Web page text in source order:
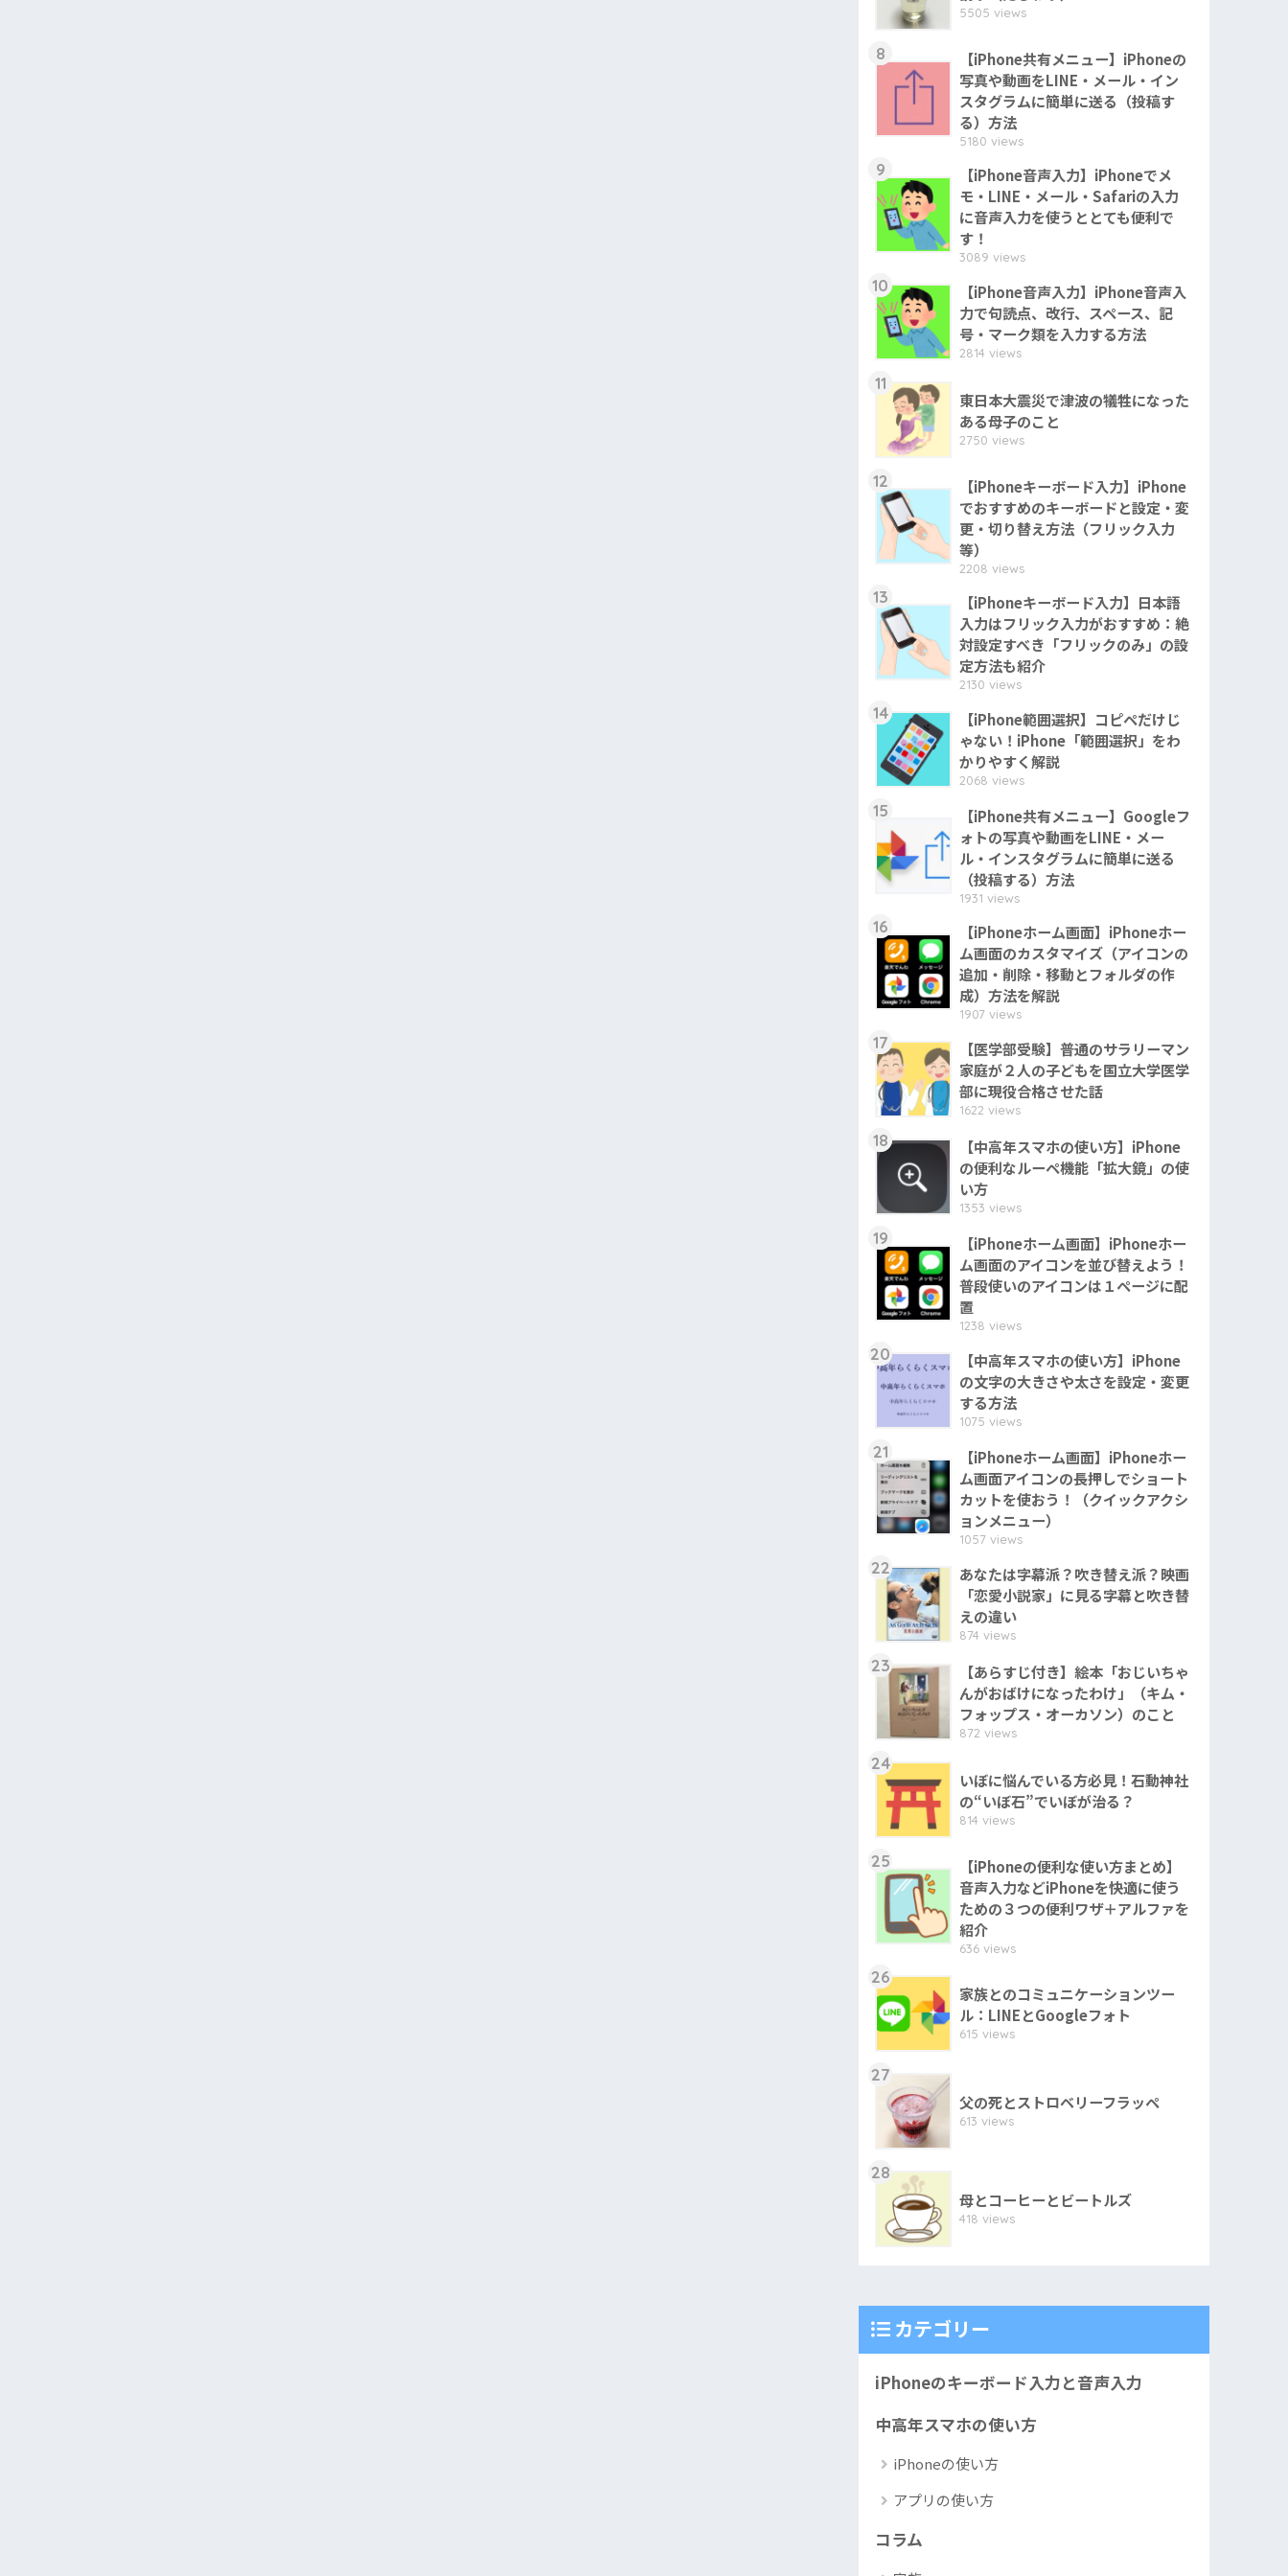
5505 views
8
【iPhone共有メニュー】iPhoneの
写真や動画をLINE・メール・イン
スタグラムに簡単に送る（投稿す
る）方法
5180 views
9
【iPhone音声入力】iPhoneでメ
モ・LINE・メール・Safariの入力
に音声入力を使うととても便利で
す！
3089 views
10
【iPhone音声入力】iPhone音声入
力で句読点、改行、スペース、記
号・マーク類を入力する方法
2814 views
11
東日本大震災で津波の犠牲になった
ある母子のこと
2750 views
12
【iPhoneキーボード入力】iPhone
でおすすめのキーボードと設定・変
更・切り替え方法（フリック入力
等）
2208 views
13
【iPhoneキーボード入力】日本語
入力はフリック入力がおすすめ：絶
対設定すべき「フリックのみ」の設
定方法も紹介
2130 views
14
【iPhone範囲選択】コピペだけじ
ゃない！iPhone「範囲選択」をわ
かりやすく解説
2068 views
15
【iPhone共有メニュー】Googleフ
ォトの写真や動画をLINE・メー
ル・インスタグラムに簡単に送る
（投稿する）方法
1931 views
16
【iPhoneホーム画面】iPhoneホー
ム画面のカスタマイズ（アイコンの
追加・削除・移動とフォルダの作
成）方法を解説
1907 views
17
【医学部受験】普通のサラリーマン
家庭が２人の子どもを国立大学医学
部に現役合格させた話
1622 views
18
【中高年スマホの使い方】iPhone
の便利なルーペ機能「拡大鏡」の使
い方
1353 views
19
【iPhoneホーム画面】iPhoneホー
ム画面のアイコンを並び替えよう！
普段使いのアイコンは１ページに配
置
1238 views
20
【中高年スマホの使い方】iPhone
の文字の大きさや太さを設定・変更
する方法
1075 views
21
【iPhoneホーム画面】iPhoneホー
ム画面アイコンの長押しでショート
カットを使おう！（クイックアクシ
ョンメニュー）
1057 views
22
あなたは字幕派？吹き替え派？映画
「恋愛小説家」に見る字幕と吹き替
えの違い
874 views
23
【あらすじ付き】絵本「おじいちゃ
んがおばけになったわけ」（キム・
フォップス・オーカソン）のこと
872 views
24
いぼに悩んでいる方必見！石動神社
の“いぼ石”でいぼが治る？
814 views
25
【iPhoneの便利な使い方まとめ】
音声入力などiPhoneを快適に使う
ための３つの便利ワザ＋アルファを
紹介
636 views
26
家族とのコミュニケーションツー
ル：LINEとGoogleフォト
615 views
27
父の死とストロベリーフラッペ
613 views
28
母とコーヒーとビートルズ
418 views
カテゴリー
iPhoneのキーボード入力と音声入力
中高年スマホの使い方
iPhoneの使い方
アプリの使い方
コラム